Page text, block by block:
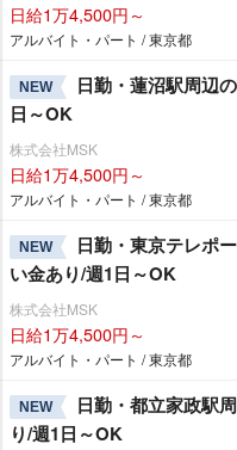
日給1万4,500円～
アルバイト・パート / 東京都
NEW
日勤・蓮沼駅周辺
日～OK
株式会社MSK
日給1万4,500円～
アルバイト・パート / 東京都
NEW
日勤・東京テレポ
い金あり/週1日～OK
株式会社MSK
日給1万4,500円～
アルバイト・パート / 東京都
NEW
日勤・都立家政駅
り/週1日～OK